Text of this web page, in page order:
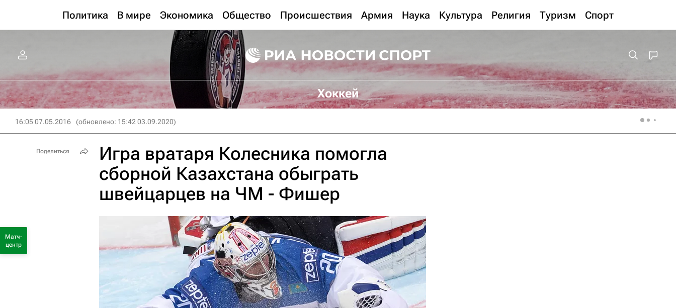
Политика В мире Экономика Общество Происшествия Армия Наука Культура Религия Туризм Спорт
Хоккей
16:05 07.05.2016 (обновлено: 15:42 03.09.2020)
Игра вратаря Колесника помогла
сборной Казахстана обыграть
швейцарцев на ЧМ - Фишер
Поделиться
Матч-
центр